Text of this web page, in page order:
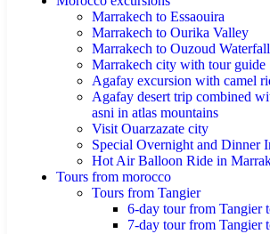
Marrakech to Essaouira
Marrakech to Ourika Valley
Marrakech to Ouzoud
Marrakech city with tour guide
Agafay excursion with camel
Agafay desert trip combined
asni in atlas mountains
Visit Ouarzazate city
Special Overnight and Dinner
Hot Air Balloon Ride in
Tours from morocco
Tours from Tangier
6-day tour from Tangier
7-day tour from Tangier